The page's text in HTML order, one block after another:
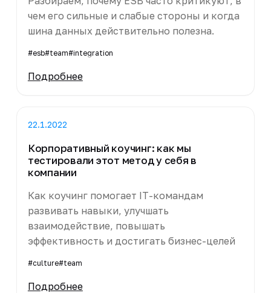
чем его сильные и слабые стороны и когда
шина данных действительно полезна.
#esb#team#integration
Подробнее
22.1.2022
Корпоративный коучинг: как мы
тестировали этот метод у себя в
компании
Как коучинг помогает IT-командам
развивать навыки, улучшать
взаимодействие, повышать
эффективность и достигать бизнес-целей
#culture#team
Подробнее